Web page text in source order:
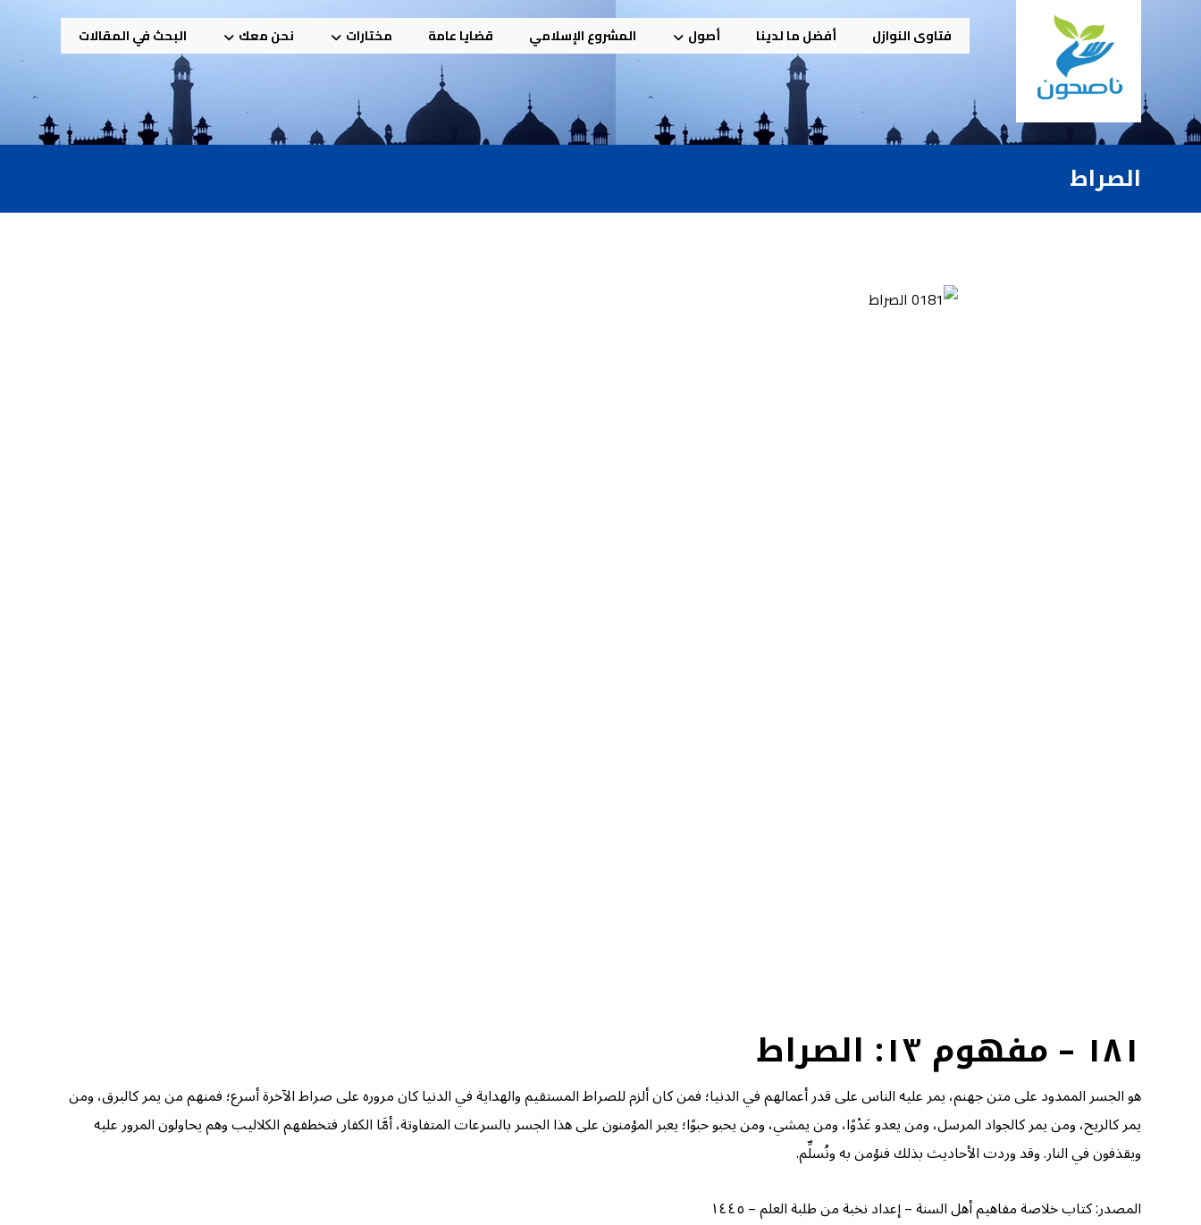
فتاوى النوازل أفضل ما لدينا أصول المشروع الإسلامي قضايا عامة مختارات نحن معك البحث في المقالات
الصراط
١٨١ – مفهوم ١٣: الصراط
هو الجسر الممدود على متن جهنم، يمر عليه الناس على قدر أعمالهم في الدنيا؛ فمن كان ألزم للصراط المستقيم والهداية في الدنيا كان مروره على صراط الآخرة أسرع؛ فمنهم من يمر كالبرق، ومن
يمر كالريح، ومن يمر كالجواد المرسل، ومن يعدو عَدْوًا، ومن يمشي، ومن يحبو حبوًا؛ يعبر المؤمنون على هذا الجسر بالسرعات المتفاوتة، أمَّا الكفار فتخطفهم الكلاليب وهم يحاولون المرور عليه
ويقذفون في النار. وقد وردت الأحاديث بذلك فنؤمن به ونُسلِّم.
المصدر: كتاب خلاصة مفاهيم أهل السنة – إعداد نخبة من طلبة العلم – ١٤٤٥